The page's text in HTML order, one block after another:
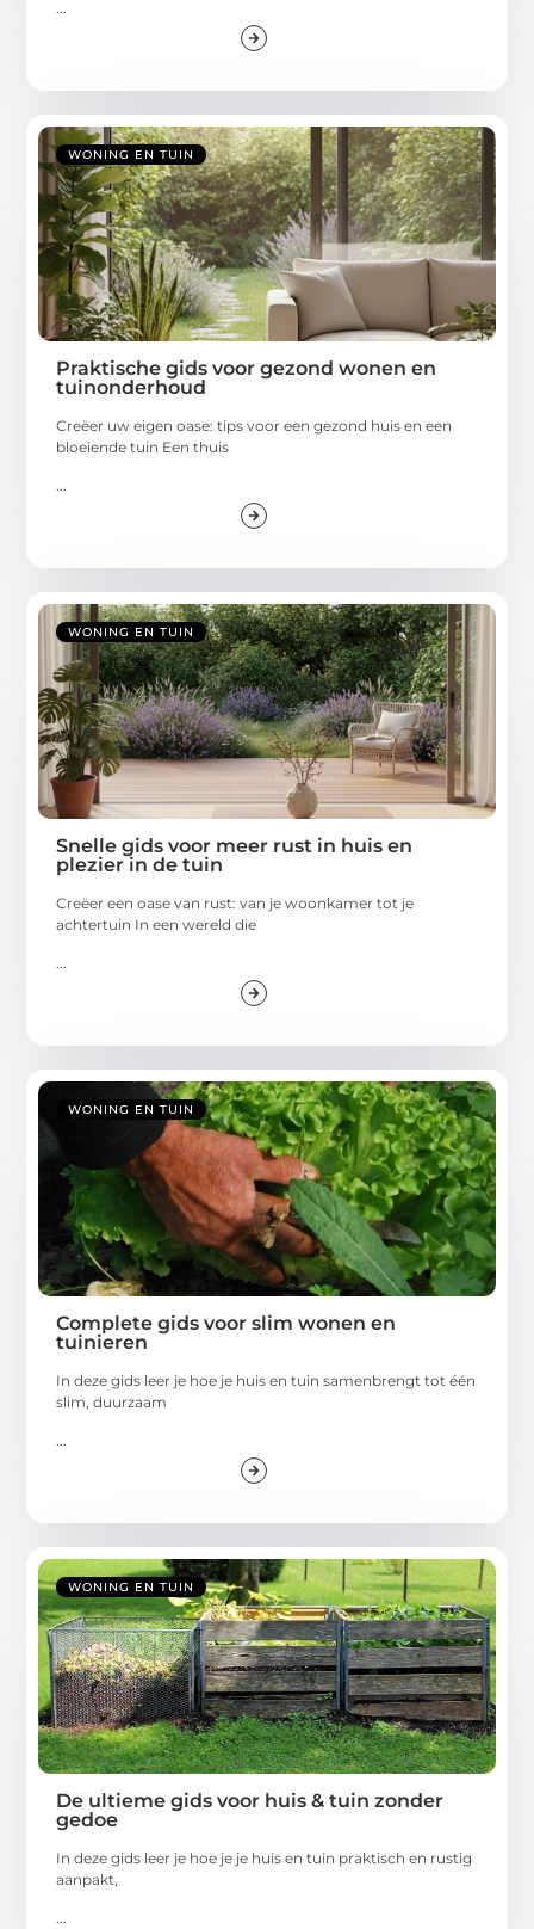
...
WONING EN TUIN
Praktische gids voor gezond wonen en
tuinonderhoud
Creëer uw eigen oase: tips voor een gezond huis en een
bloeiende tuin Een thuis
...
WONING EN TUIN
Snelle gids voor meer rust in huis en
plezier in de tuin
Creëer een oase van rust: van je woonkamer tot je
achtertuin In een wereld die
...
WONING EN TUIN
Complete gids voor slim wonen en
tuinieren
In deze gids leer je hoe je huis en tuin samenbrengt tot één
slim, duurzaam
...
WONING EN TUIN
De ultieme gids voor huis & tuin zonder
gedoe
In deze gids leer je hoe je je huis en tuin praktisch en rustig
aanpakt,
...